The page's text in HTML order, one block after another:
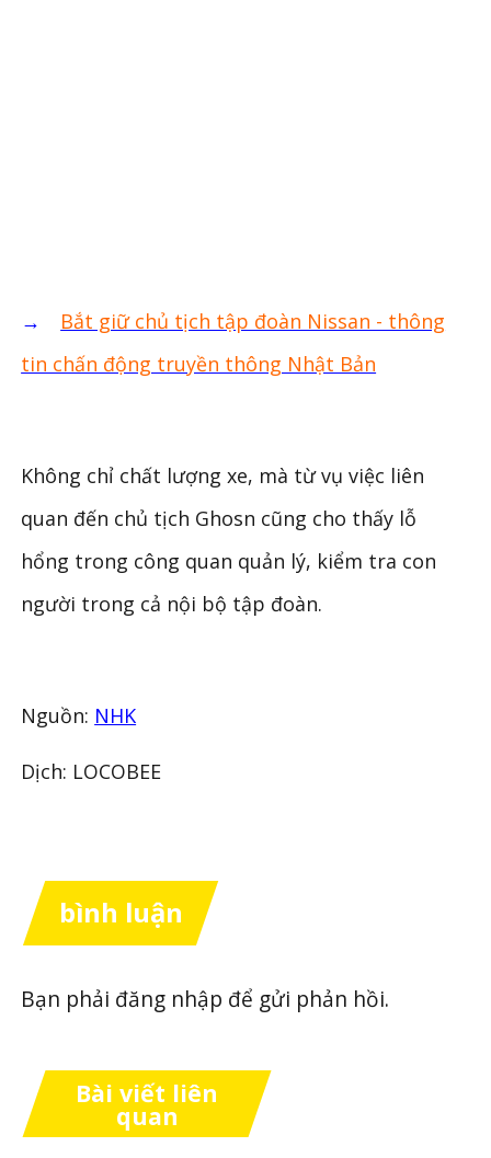
→ Bắt giữ chủ tịch tập đoàn Nissan - thông
tin chấn động truyền thông Nhật Bản
Không chỉ chất lượng xe, mà từ vụ việc liên
quan đến chủ tịch Ghosn cũng cho thấy lỗ
hổng trong công quan quản lý, kiểm tra con
người trong cả nội bộ tập đoàn.
Nguồn: NHK
Dịch: LOCOBEE
bình luận
Bạn phải đăng nhập để gửi phản hồi.
Bài viết liên
quan